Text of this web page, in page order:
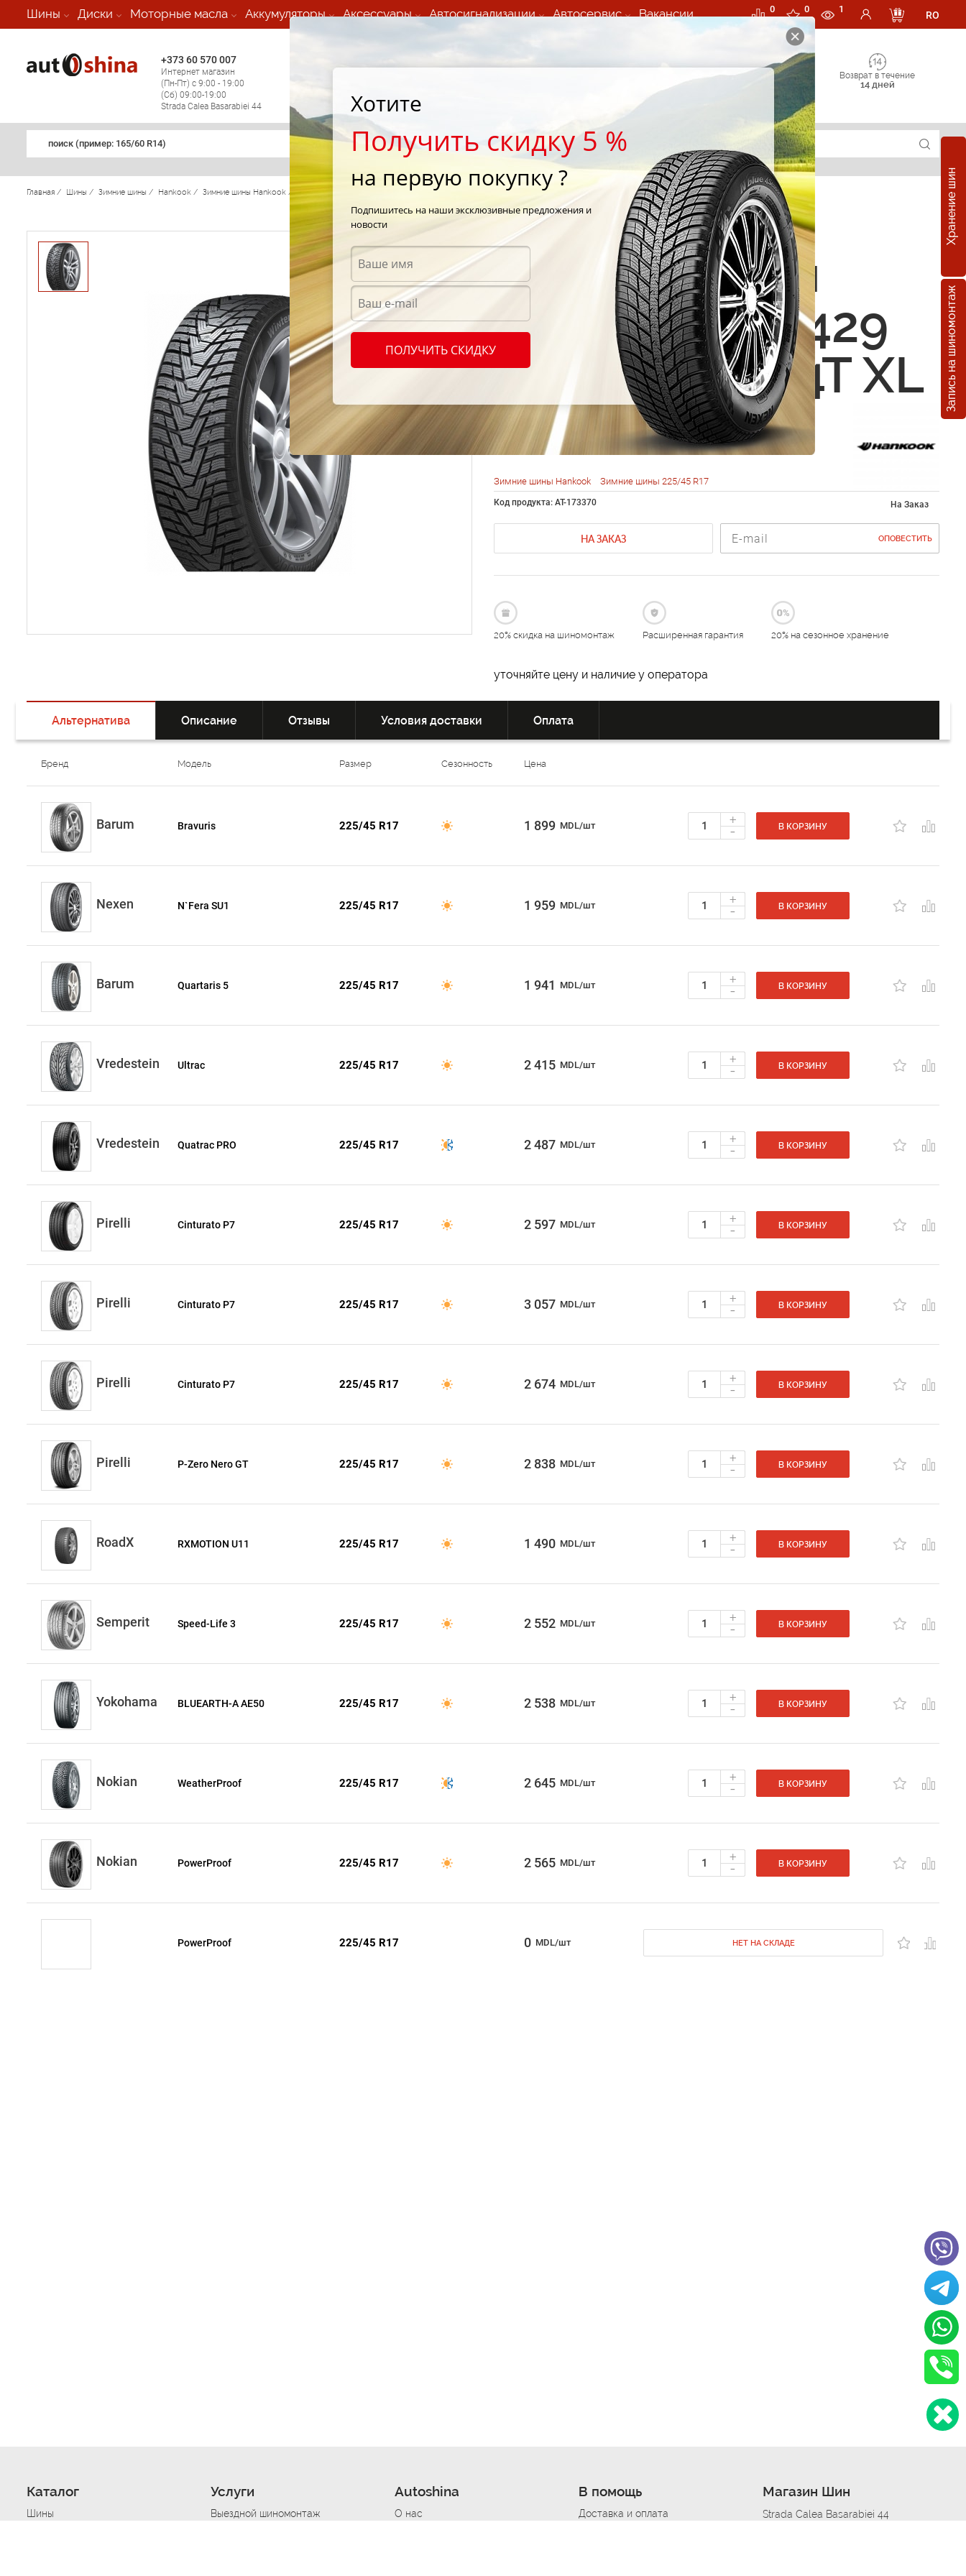
Шины Диски Моторные масла Аккумуляторы Аксессуары Автосигнализации Автосервис Вакансии 0 0 1
RO
+373 60 570 007
Интернет магазин
(Пн-Пт) с 9:00 - 19:00
(Сб) 09:00-19:00
Strada Calea Basarabiei 44
Мобильный шиномонтаж 24/7
Возврат в течение
14 дней
поиск (примеp: 165/60 R14)
Хранение шин
Запись на шиномонтаж
Главная / Шины / Зимние шины / Hankook / Зимние шины Hankook / Winter i*Pike RS2 W429 HANKOOK W429 225/45 R17 94T XL
Зимние шины
HANKOOK W429
225/45 R17 94T XL
Зимние шины Hankook Зимние шины 225/45 R17
Код продукта: AT-173370 На Заказ
НА ЗАКАЗ ОПОВЕСТИТЬ
20% скидка на шиномонтаж Расширенная гарантия 20% на сезонное хранение
уточняйте цену и наличие у оператора
Альтернатива Описание Отзывы Условия доставки Оплата
Бренд Модель Размер Сезонность Цена
Barum Bravuris 225/45 R17 1 899 MDL/шт +
- В КОРЗИНУ
Nexen N`Fera SU1 225/45 R17 1 959 MDL/шт +
- В КОРЗИНУ
Barum Quartaris 5 225/45 R17 1 941 MDL/шт +
- В КОРЗИНУ
Vredestein Ultrac 225/45 R17 2 415 MDL/шт +
- В КОРЗИНУ
Vredestein Quatrac PRO 225/45 R17 2 487 MDL/шт +
- В КОРЗИНУ
Pirelli Cinturato P7 225/45 R17 2 597 MDL/шт +
- В КОРЗИНУ
Pirelli Cinturato P7 225/45 R17 3 057 MDL/шт +
- В КОРЗИНУ
Pirelli Cinturato P7 225/45 R17 2 674 MDL/шт +
- В КОРЗИНУ
Pirelli P-Zero Nero GT 225/45 R17 2 838 MDL/шт +
- В КОРЗИНУ
RoadX RXMOTION U11 225/45 R17 1 490 MDL/шт +
- В КОРЗИНУ
Semperit Speed-Life 3 225/45 R17 2 552 MDL/шт +
- В КОРЗИНУ
Yokohama BLUEARTH-A AE50 225/45 R17 2 538 MDL/шт +
- В КОРЗИНУ
Nokian WeatherProof 225/45 R17 2 645 MDL/шт +
- В КОРЗИНУ
Nokian PowerProof 225/45 R17 2 565 MDL/шт +
- В КОРЗИНУ
PowerProof 225/45 R17 0 MDL/шт НЕТ НА СКЛАДЕ
Каталог
Шины
Услуги
Выездной шиномонтаж
Autoshina
О нас
В помощь
Доставка и оплата
Магазин Шин
Strada Calea Basarabiei 44
Хотите
Получить скидку 5 %
на первую покупку ?
Подпишитесь на наши эксклюзивные предложения и
новости
ПОЛУЧИТЬ СКИДКУ